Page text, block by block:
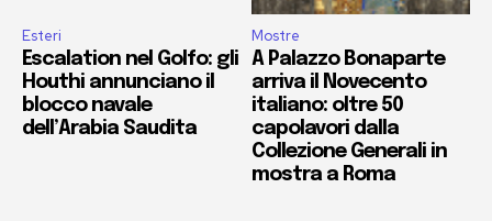
Esteri
Escalation nel Golfo: gli
Houthi annunciano il
blocco navale
dell’Arabia Saudita
Mostre
A Palazzo Bonaparte
arriva il Novecento
italiano: oltre 50
capolavori dalla
Collezione Generali in
mostra a Roma